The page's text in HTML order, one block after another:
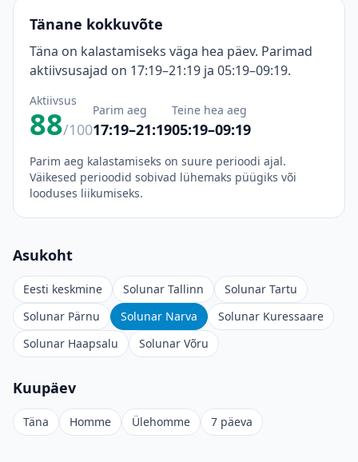
Tänane kokkuvõte
Täna on kalastamiseks väga hea päev. Parimad
aktiivsusajad on 17:19–21:19 ja 05:19–09:19.
Aktiivsus
88/100
Parim aeg
17:19–21:19
Teine hea aeg
05:19–09:19
Parim aeg kalastamiseks on suure perioodi ajal.
Väikesed perioodid sobivad lühemaks püügiks või
looduses liikumiseks.
Asukoht
Eesti keskmine Solunar Tallinn
Solunar Tartu
Solunar Pärnu
Solunar Narva
Solunar Kuressaare
Solunar Haapsalu
Solunar Võru
Kuupäev
Täna Homme Ülehomme 7 päeva